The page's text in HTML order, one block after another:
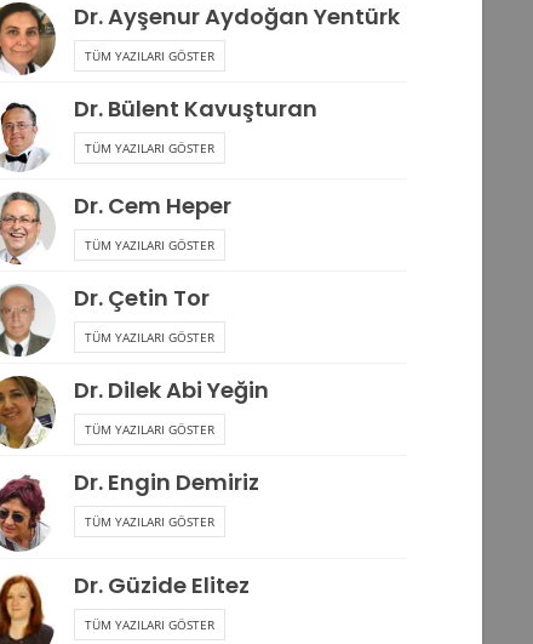
Dr. Ayşenur Aydoğan Yentürk
TÜM YAZILARI GÖSTER
Dr. Bülent Kavuşturan
TÜM YAZILARI GÖSTER
Dr. Cem Heper
TÜM YAZILARI GÖSTER
Dr. Çetin Tor
TÜM YAZILARI GÖSTER
Dr. Dilek Abi Yeğin
TÜM YAZILARI GÖSTER
Dr. Engin Demiriz
TÜM YAZILARI GÖSTER
Dr. Güzide Elitez
TÜM YAZILARI GÖSTER